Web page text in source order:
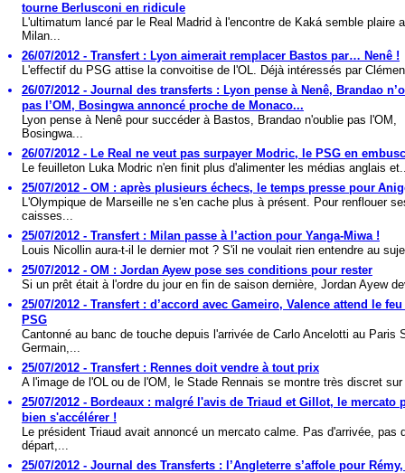
tourne Berlusconi en ridicule
L'ultimatum lancé par le Real Madrid à l'encontre de Kaká semble plaire
Milan...
26/07/2012 - Transfert : Lyon aimerait remplacer Bastos par… Nenê !
L'effectif du PSG attise la convoitise de l'OL. Déjà intéressés par
26/07/2012 - Journal des transferts : Lyon pense à Nenê, Brandao
pas l’OM, Bosingwa annoncé proche de Monaco...
Lyon pense à Nenê pour succéder à Bastos, Brandao n'oublie pas l'OM,
Bosingwa...
26/07/2012 - Le Real ne veut pas surpayer Modric, le PSG en
Le feuilleton Luka Modric n'en finit plus d'alimenter les médias anglais
25/07/2012 - OM : après plusieurs échecs, le temps presse pour
L'Olympique de Marseille ne s'en cache plus à présent. Pour renflouer
caisses...
25/07/2012 - Transfert : Milan passe à l’action pour Yanga-Miwa !
Louis Nicollin aura-t-il le dernier mot ? S'il ne voulait rien entendre au
25/07/2012 - OM : Jordan Ayew pose ses conditions pour rester
Si un prêt était à l'ordre du jour en fin de saison dernière, Jordan Ayew
25/07/2012 - Transfert : d’accord avec Gameiro, Valence attend le
PSG
Cantonné au banc de touche depuis l'arrivée de Carlo Ancelotti au Paris
Germain,...
25/07/2012 - Transfert : Rennes doit vendre à tout prix
A l'image de l'OL ou de l'OM, le Stade Rennais se montre très discret
25/07/2012 - Bordeaux : malgré l'avis de Triaud et Gillot, le mercato
bien s'accélérer !
Le président Triaud avait annoncé un mercato calme. Pas d'arrivée, pas
départ,...
25/07/2012 - Journal des Transferts : l’Angleterre s’affole pour